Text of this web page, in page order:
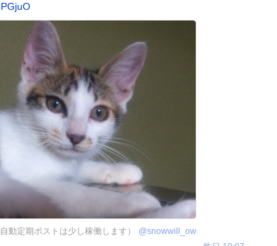
定期ポストは少し稼働します） @snowwill_ow